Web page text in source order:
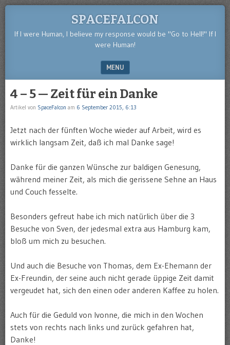
SPACEFALCON
If I were Human, I believe my response would be "Go to Hell!" If I
were Human!
MENU
4 – 5 — Zeit für ein Danke
Artikel von SpaceFalcon am 6 September 2015, 6:13
Jetzt nach der fünften Woche wieder auf Arbeit, wird es
wirklich langsam Zeit, daß ich mal Danke sage!
Danke für die ganzen Wünsche zur baldigen Genesung,
während meiner Zeit, als mich die gerissene Sehne an Haus
und Couch fesselte.
Besonders gefreut habe ich mich natürlich über die 3
Besuche von Sven, der jedesmal extra aus Hamburg kam,
bloß um mich zu besuchen.
Und auch die Besuche von Thomas, dem Ex-Ehemann der
Ex-Freundin, der seine auch nicht gerade üppige Zeit damit
vergeudet hat, sich den einen oder anderen Kaffee zu holen.
Auch für die Geduld von Ivonne, die mich in den Wochen
stets von rechts nach links und zurück gefahren hat,
Danke!